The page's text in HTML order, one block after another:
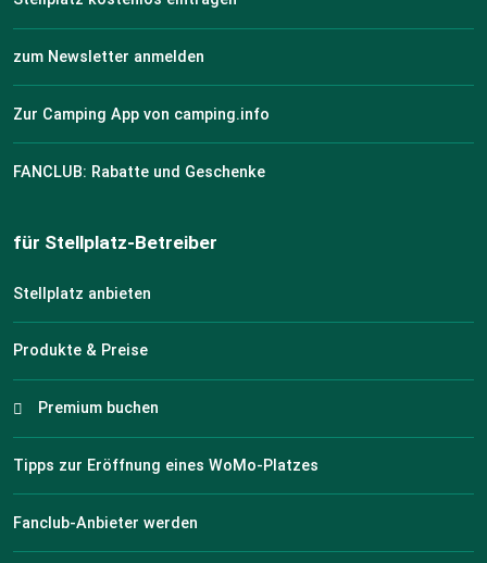
zum Newsletter anmelden
Zur Camping App von camping.info
FANCLUB: Rabatte und Geschenke
für Stellplatz-Betreiber
Stellplatz anbieten
Produkte & Preise
Premium buchen
Tipps zur Eröffnung eines WoMo-Platzes
Fanclub-Anbieter werden